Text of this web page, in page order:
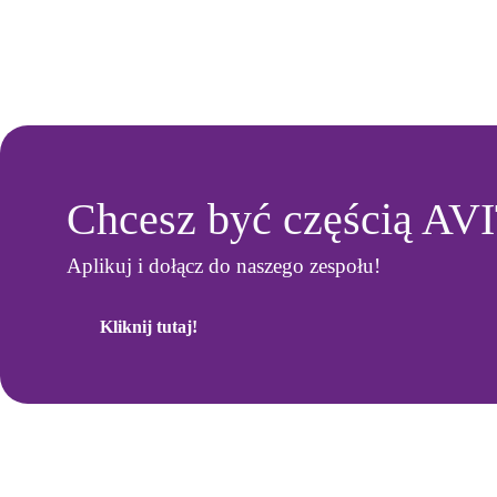
Chcesz być częścią
Aplikuj i dołącz do naszego zespołu!
Kliknij tutaj!